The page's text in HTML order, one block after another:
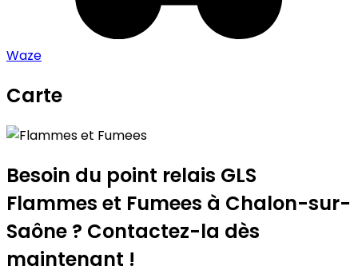
Waze
Carte
Flammes et Fumees
+
−
Besoin du point relais GLS
Flammes et Fumees à Chalon-sur-
Saône ? Contactez-la dès
maintenant !